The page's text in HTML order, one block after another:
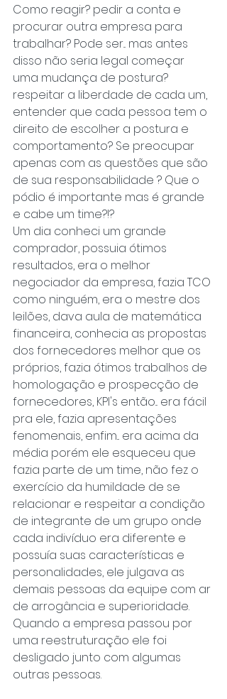
Como reagir? pedir a conta e
procurar outra empresa para
trabalhar? Pode ser... mas antes
disso não seria legal começar
uma mudança de postura?
respeitar a liberdade de cada um,
entender que cada pessoa tem o
direito de escolher a postura e
comportamento? Se preocupar
apenas com as questões que são
de sua responsabilidade ? Que o
pódio é importante mas é grande
e cabe um time?!?
Um dia conheci um grande
comprador, possuia ótimos
resultados, era o melhor
negociador da empresa, fazia TCO
como ninguém, era o mestre dos
leilões, dava aula de matemática
financeira, conhecia as propostas
dos fornecedores melhor que os
próprios, fazia ótimos trabalhos de
homologação e prospecção de
fornecedores, KPI's então... era fácil
pra ele, fazia apresentações
fenomenais, enfim... era acima da
média porém ele esqueceu que
fazia parte de um time, não fez o
exercício da humildade de se
relacionar e respeitar a condição
de integrante de um grupo onde
cada indivíduo era diferente e
possuía suas características e
personalidades, ele julgava as
demais pessoas da equipe com ar
de arrogância e superioridade.
Quando a empresa passou por
uma reestruturação ele foi
desligado junto com algumas
outras pessoas.